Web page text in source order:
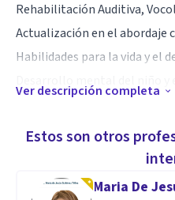
Rehabilitación Auditiva,
Actualización en el abordaje
Habilidades para la vida y el
niños, adolescentes y
del Lenguaje, Habla, Voz y
un enfoque integral
Ver descripción completa
Estos son otros
Maria De